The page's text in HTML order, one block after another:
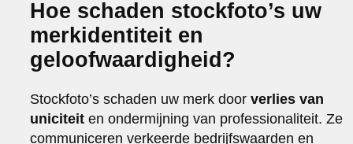
Hoe schaden stockfoto’s uw
merkidentiteit en
geloofwaardigheid?
Stockfoto’s schaden uw merk doorverlies van
uniciteit en ondermijning van professionaliteit. Ze
communiceren verkeerde bedrijfswaarden en